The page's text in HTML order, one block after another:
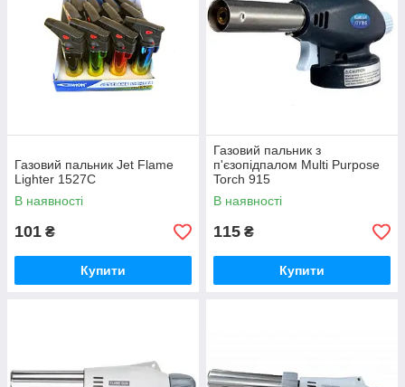
Газовий пальник Jet Flame
Lighter 1527C
В наявності
101 ₴
Купити
Газовий пальник з
п'єзопідпалом Multi Purpose
Torch 915
В наявності
115 ₴
Купити